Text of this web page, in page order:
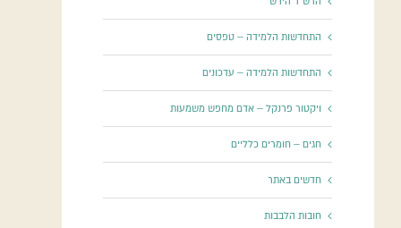
התחדשות הלמידה – טפסים
התחדשות הלמידה – עדכונים
ויקטור פרנקל – אדם מחפש משמעות
חגים – חומרים כלליים
חדשים באתר
חובות הלבבות